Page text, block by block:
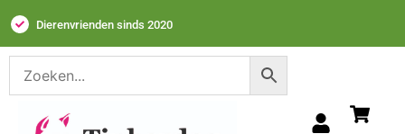
Dierenvrienden sinds 2020